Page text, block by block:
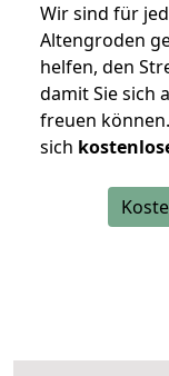
Wir sind für
Altengroden
helfen, den
damit Sie sich
freuen können.
sich